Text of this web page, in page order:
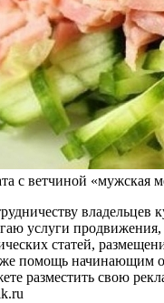
с ветчиной «мужская
владельцев
услуги
статей,
помощь начинающим
разместить свою